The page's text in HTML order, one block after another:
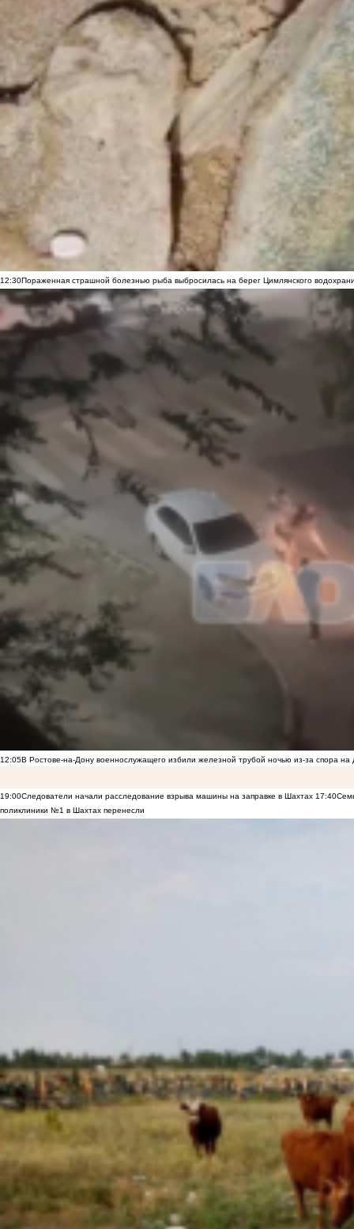
12:30Пораженная страшной болезнью рыба выбросилась на берег Цимлянского
12:05В Ростове-на-Дону военнослужащего избили железной трубой ночью из-за спора на
19:00Следователи начали расследование взрыва машины на заправке в Шахтах 17:40
поликлиники №1 в Шахтах перенесли